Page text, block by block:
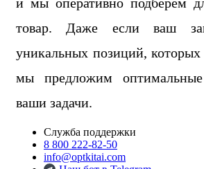
товар. Даже если ваш
уникальных позиций, которых
мы предложим
ваши задачи.
Служба поддержки
8 800 222-82-50
info@optkitai.com